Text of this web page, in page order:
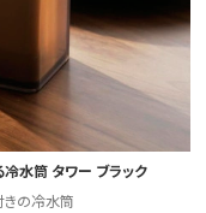
水筒 タワー ブラック
きの冷水筒